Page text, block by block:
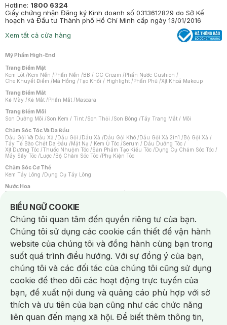
Hotline: 1800 6324
Giấy chứng nhận Đăng ký Kinh doanh số 0313612829 do Sở Kế
hoạch và Đầu tư Thành phố Hồ Chí Minh cấp ngày 13/01/2016
Xem tất cả cửa hàng
Mỹ Phẩm High-End
Trang Điểm Mặt
Kem Lót /Kem Nền /Phấn Nền /BB / CC Cream /Phấn Nước Cushion /
Che Khuyết Điểm /Má Hồng /Tạo Khối / Highlight /Phấn Phủ /Xịt Khoá Makeup
Trang Điểm Mắt
Kẻ Mày /Kẻ Mắt /Phấn Mắt /Mascara
Trang Điểm Môi
Son Dưỡng Môi /Son Kem / Tint /Son Thỏi /Son Bóng /Tẩy Trang Mắt / Môi
Chăm Sóc Tóc Và Da Đầu
Dầu Gội Và Dầu Xả /Dầu Gội /Dầu Xả /Dầu Gội Khô /Dầu Gội Xả 2in1 /Bộ Gội Xả /
Tẩy Tế Bào Chết Da Đầu /Mặt Nạ / Kem Ủ Tóc /Serum / Dầu Dưỡng Tóc /
Xịt Dưỡng Tóc /Thuốc Nhuộm Tóc /Sản Phẩm Tạo Kiểu Tóc /Dụng Cụ Chăm Sóc Tóc /
Máy Sấy Tóc /Lược /Bộ Chăm Sóc Tóc /Phụ Kiện Tóc
Chăm Sóc Cơ Thể
Kem Tẩy Lông /Dụng Cụ Tẩy Lông
Nước Hoa
Nước Hoa Nữ
Chăm Sóc Cá Nhân
Chống Muỗi /Khẩu Trang /Máy Massage/Mặt Nạ Xông Hơi /Nước Rửa Tay/
Sản Phẩm Chăm Sóc Khác /Bàn Chải Đánh Răng /Bàn Chải Điện/
Hỗ Trợ Trắng Răng/Kem Đánh Răng /Máy Tăm Nước/ Nước Súc Miệng/
Tăm / Chỉ Nha Khoa/ Xịt Thơm Miệng / Dung Dịch Vệ Sinh/Dưỡng Vùng Kín/
Khăn Ướt Vệ Sinh Vùng Kín/Băng Vệ Sinh/Tampon/Bọt Cạo Râu /Dao Cạo Râu/
Máy Cạo Râu
Vấn Đề Về Da
Da Dầu / Lỗ Chân Lông To/ Da Khô / Mất Nước/ Da Lão Hóa/ Da Mụn/
Da Nhạy Cảm / Kích Ứng
Da Xỉn Màu Thâm / Nám / Tàn Nhang
Quầng Thâm & Bọng Mắt /Sẹo /Viêm Da Cơ Địa
Dụng Cụ / Phụ Kiện Chăm Sóc Da
Bông Tẩy Trang
Khăn Lau Mặt Khô Dụng Cụ / Máy Rửa Mặt Máy Chăm Sóc Da
Dụng Cụ Chăm Sóc Khác
BIỂU NGỮ COOKIE
Notice about cookies usage
Chúng tôi quan tâm đến quyền riêng tư của bạn.
Chúng tôi sử dụng các cookie cần thiết để vận hành
website của chúng tôi và đồng hành cùng bạn trong
suốt quá trình điều hướng. Với sự đồng ý của bạn,
chúng tôi và các đối tác của chúng tôi cũng sử dụng
cookie để theo dõi các hoạt động trực tuyến của
bạn, đề xuất nội dung và quảng cáo phù hợp với sở
thích và ưu tiên của bạn cũng như các chức năng
liên quan đến mạng xã hội. Để biết thêm thông tin,